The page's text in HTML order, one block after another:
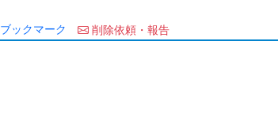
ブックマーク 削除依頼・報告